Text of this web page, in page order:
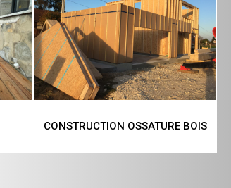
CONSTRUCTION OSSATURE BOIS